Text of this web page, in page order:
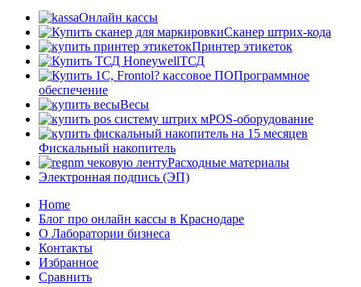
Онлайн кассы
Сканер штрих-кода
Принтер этикеток
ТСД
Программное
обеспечение
Весы
POS-оборудование
Фискальный накопитель
Расходные материалы
Электронная подпись (ЭП)
Home
Блог про онлайн кассы в Краснодаре
О Лаборатории бизнеса
Контакты
Избранное
Сравнить